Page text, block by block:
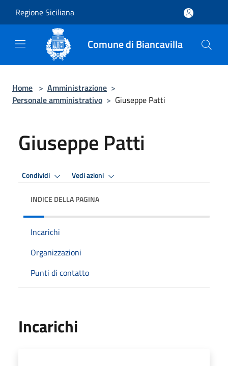
Regione Siciliana
Comune di Biancavilla
Home > Amministrazione >
Personale amministrativo > Giuseppe Patti
Giuseppe Patti
Condividi Vedi azioni
INDICE DELLA PAGINA
Incarichi
Organizzazioni
Punti di contatto
Incarichi